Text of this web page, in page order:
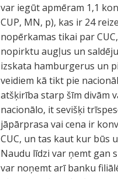
var iegūt apmēram 1,1
CUP, MN, p), kas ir 24
nopērkamas tikai par
nopirktu augļus un
izskata hamburgerus un
veidiem kā tikt pie
atšķirība starp šīm divām
nacionālo, it sevišķi
jāpārprasa vai cena ir
CUC, un tas kaut kur būs
Naudu līdzi var ņemt gan
var noņemt arī banku